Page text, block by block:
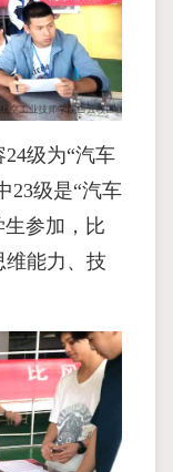
级为“汽车
23级是“汽车
生参加，比
维能力、技